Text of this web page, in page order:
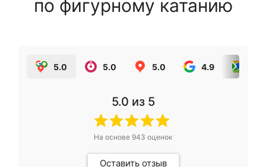
по фигурному катанию
5.0 5.0 5.0 4.9
5.0 из 5
На основе 943 оценок
Оставить отзыв